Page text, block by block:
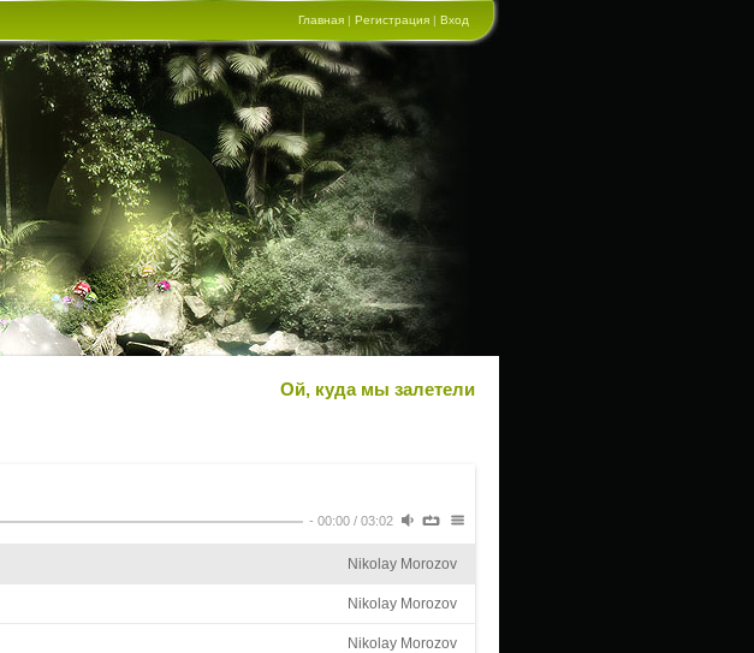
Главная | Регистрация | Вход
Ой, куда мы залетели
- 00:00 / 03:02
Nikolay Morozov
Nikolay Morozov
Nikolay Morozov